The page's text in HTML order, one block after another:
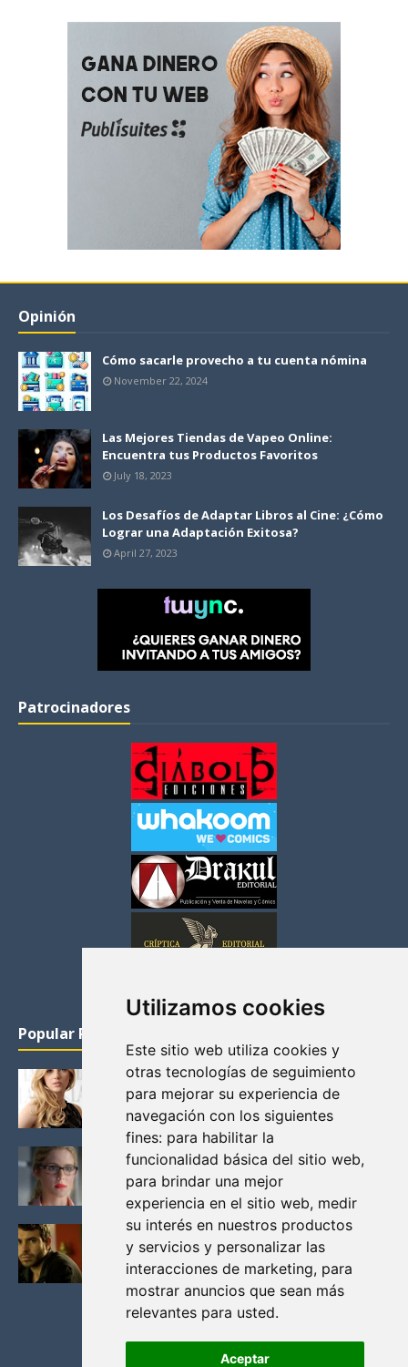
Utilizamos cookies
Este sitio web utiliza cookies y
otras tecnologías de seguimiento
para mejorar su experiencia de
navegación con los siguientes
fines: para habilitar la
funcionalidad básica del sitio web,
para brindar una mejor
experiencia en el sitio web, medir
su interés en nuestros productos
y servicios y personalizar las
interacciones de marketing, para
mostrar anuncios que sean más
relevantes para usted.
Aceptar
Opinión
Cómo sacarle provecho a tu cuenta nómina
November 22, 2024
Las Mejores Tiendas de Vapeo Online:
Encuentra tus Productos Favoritos
July 18, 2023
Los Desafíos de Adaptar Libros al Cine: ¿Cómo
Lograr una Adaptación Exitosa?
April 27, 2023
Patrocinadores
Popular Posts
KATHERYN WINNICK: LA ACTRIZ MAS GUAPA DE
VIKINGOS
Junio 14, 2013
FELICITY (EMILY BETT RICKARDS), LAS FOTOS
MAS BONITAS DE LA ALIADA DE ARROW
Noviembre 30, 2013
BLACK MIRROR: TODA TU HISTORIA. EPISODIO 3.
LA CRITICA
Mayo 17, 2012